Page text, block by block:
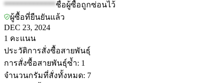
*************ชื่อผู้ซื้อถูกซ่อนไว้
ผู้ซื้อที่ยืนยันแล้ว
DEC 23, 2024
1 คะแนน
ประวัติการสั่งซื้อสายพันธุ์
การสั่งซื้อสายพันธุ์ซ้ำ: 1
จำนวนกรัมที่สั่งทั้งหมด: 7